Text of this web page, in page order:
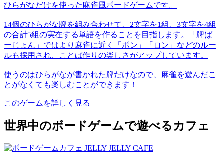
ひらがなだけを使った麻雀風ボードゲームです。
14個のひらがな牌を組み合わせて、2文字を1組、3文字を4組
の合計5組の実在する単語を作ることを目指します。「牌ば
ーじょん」ではより麻雀に近く「ポン」「ロン」などのルー
ルも採用され、ことば作りの楽しさがアップしています。
使うのはひらがなが書かれた牌だけなので、麻雀を遊んだこ
とがなくても楽しむことができます！
このゲームを詳しく見る
世界中のボードゲームで遊べるカフェ